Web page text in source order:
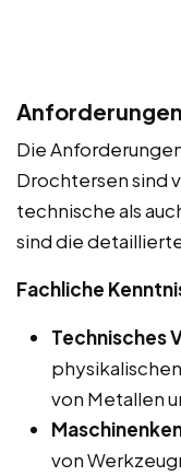
Anforderungen
Die
Drochtersen sind
technische als
sind die
Fachliche
Technisches
von Metallen
von